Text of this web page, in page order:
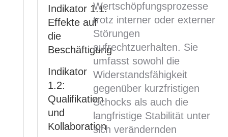
Indikator 1.1:
Effekte auf
die
Beschäftigung
Indikator
1.2:
Qualifikation
und
Kollaboration
Wertschöpfungsprozesse
trotz interner oder externer
Störungen
aufrechtzuerhalten. Sie
umfasst sowohl die
Widerstandsfähigkeit
gegenüber kurzfristigen
Schocks als auch die
langfristige Stabilität unter
sich verändernden